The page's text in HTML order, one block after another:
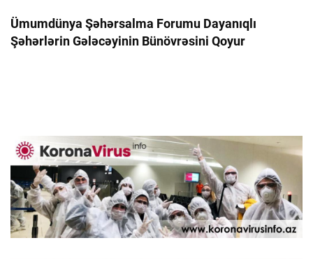
Ümumdünya Şəhərsalma Forumu Dayanıqlı
Şəhərlərin Gələcəyinin Bünövrəsini Qoyur